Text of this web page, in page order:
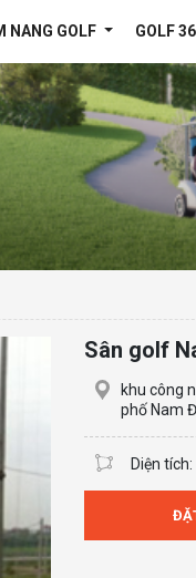
NANG GOLF GOLF
Sân golf
khu công
phố Nam
Diện